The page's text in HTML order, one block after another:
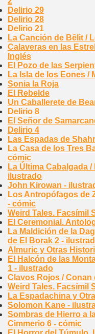
Delirio 29
Delirio 28
Delirio 21
La Canción de Bêlit /
Calaveras en las
Inglés
El Pozo de las
La Isla de los Eones /
Sonia la Roja
El Rebelde
Un Caballerete de
Delirio 8
El Señor de
Delirio 4
Las Espadas de
La Casa de los Tres
cómic
La Última Cabalgada
ilustrado
John Kirowan -
Los Antropófagos de
- cómic
Weird Tales. Facsímil
El Ceremonial.
La Maldición de la
de El Borak 2 -
Almuric y Otras
El Halcón de las
1 - ilustrado
Clavos Rojos / Conan
Weird Tales. Facsímil
La Espadachina y
Solomon Kane -
Sombras de Hierro a
Cimmerio 6 - cómic